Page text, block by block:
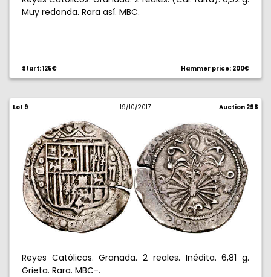
Muy redonda. Rara así. MBC.
Start: 125€ Hammer price: 200€
Lot 9 19/10/2017 Auction 298
Reyes Católicos. Granada. 2 reales. Inédita. 6,81 g.
Grieta. Rara. MBC-.